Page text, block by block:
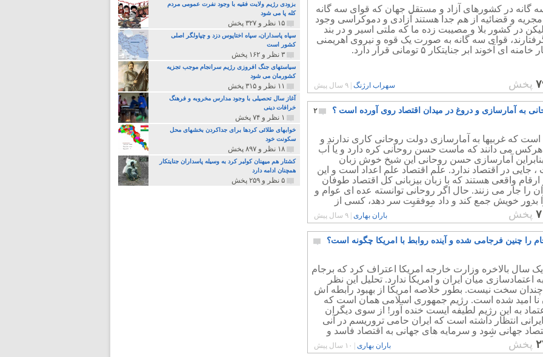
گانه در کشورهای آزاد و مستقل جهان که قوای سه گانه
مجریه و قضائیه از هم جدا هستند آزادی و دموکراسی وجود
در کشور بلا و مصیبت زده ما که ملتی اسیر و در بند
قوای سه گانه به صورت یک قوه و نیروی اهریمنی
ای آخوند ابر جنایتکار ۵ تومانی قرار دارد.
پخش سهراب ارژنگ ۹ سال پیش
به آمارسازی و دروغ در میدان اقتصاد روی آورده است ؟ ۲
که غربیها به آمارسازی دولت روحانی کاری ندارند و
هرکس می دانند که ماست حسن روحانی کره دارد و یا آب
آمارسازی حسن روحانی این شیخ خوش زبان
، جایی در اقتصاد ندارد. علم اقتصاد علم اعداد است و این
ارقام واقعی هستند که با زبان بیزبانی کل اقتصاد طوفان
را جار می زنند. حال اگر روحانی توانسته عده ای عوام و
بدور خویش جمع کند و داد موفقیت سر دهد، کسی از
آگاه داخل و خارج را بدین گزافگویی اعتنایی نیست.
پخش باران بهاری ۹ سال پیش
را چنین فرجامی شده و آینده روابط با امریکا چگونه است؟
سال بالاخره وزارت خارجه امریکا اعتراف کرد که برجام
اعتمادسازی میان ایران و امریکا ندارد. تحلیل این نظر
چندان سخت نیست. بطور خلاصه امریکا از بهبود رابطه اش
نا امید شده است. رژیم جمهوری اسلامی همان است که
به این رژیم لطیفه ایست خنده آور! از سوی دیگران
انتظار داشته است که ایران حامی تروریسم در آنی
جهانی شود و سرمایه های جهانی به اقتصاد فاسد و
سرازیر گردد خیالی باطل که با وجود رژیم جمهوری
غیرممکن است!
پخش باران بهاری ۱۰ سال پیش
بزودی رژیم ولایت فقیه با وجود نفرت عمومی مردم
کله پا می شود
۱۵ نظر و ۳۲۷ پخش
سپاه پاسداران، سپاه اختاپوس دزد و چپاولگر اصلی
کشور است
۳ نظر و ۱۶۲ پخش
سیاستهای جنگ افروزی رژیم سرانجام موجب تجزیه
کشورمان می شود
۱۱ نظر و ۳۱۵ پخش
آغاز سال تحصیلی با وجود مدارس مخروبه و فرهنگ
خرافات دینی
۱ نظر و ۷۴ پخش
خوابهای طلائی کردها برای جداکردن بخشهای محل
سکونت خود
۱۸ نظر و ۸۹۷ پخش
کشتار هم میهنان کولبر کرد به وسیله پاسداران جنایتکار
همچنان ادامه دارد
۵ نظر و ۲۵۹ پخش